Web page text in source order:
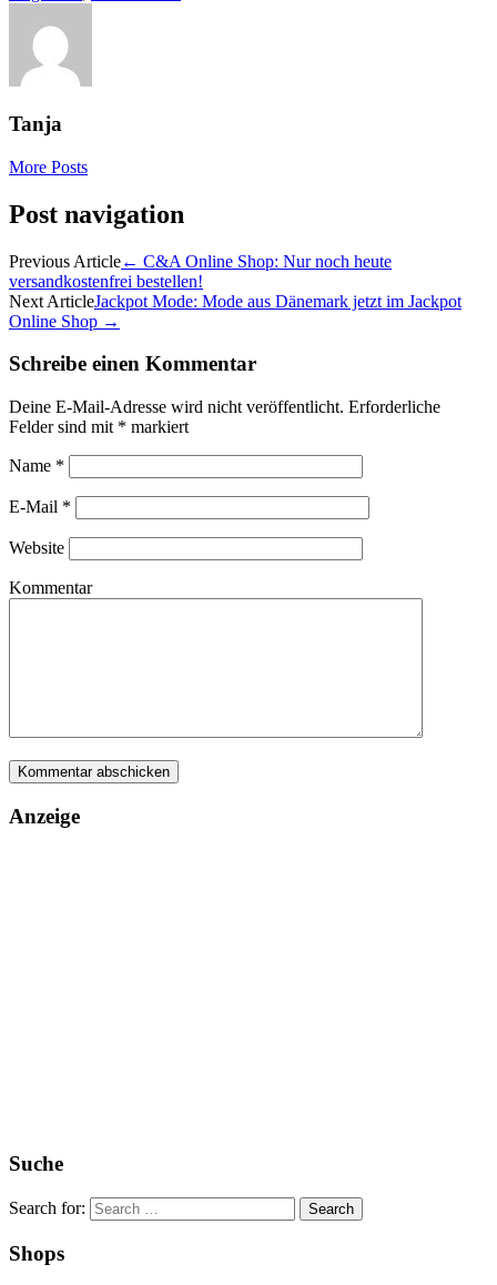
Tanja
More Posts
Post navigation
Previous Article← C&A Online Shop: Nur noch heute
versandkostenfrei bestellen!
Next ArticleJackpot Mode: Mode aus Dänemark jetzt im Jackpot
Online Shop →
Schreibe einen Kommentar
Deine E-Mail-Adresse wird nicht veröffentlicht. Erforderliche
Felder sind mit * markiert
Name *
E-Mail *
Website
Kommentar
Anzeige
Suche
Search for:
Shops